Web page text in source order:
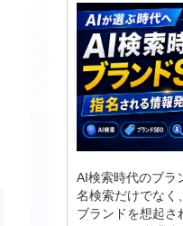
AI検索時代のブラ
名検索だけでなく
ブランドを想起さ